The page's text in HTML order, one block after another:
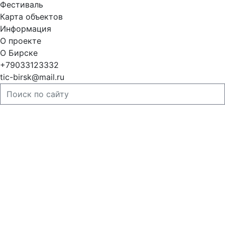
Фестиваль
Карта объектов
Информация
О проекте
О Бирске
+79033123332
tic-birsk@mail.ru